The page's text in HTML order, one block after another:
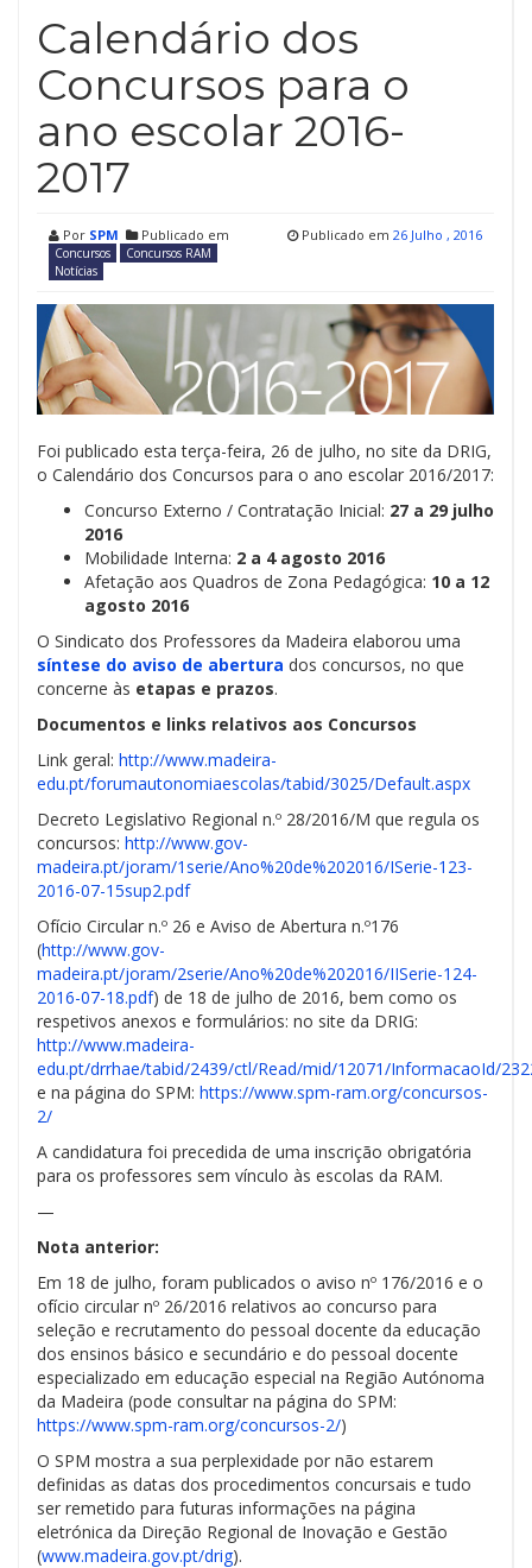
Calendário dos
Concursos para o
ano escolar 2016-
2017
Por SPM Publicado em
Concursos
Concursos RAM
Notícias
Publicado em 26 Julho , 2016
Foi publicado esta terça-feira, 26 de julho, no site da DRIG,
o Calendário dos Concursos para o ano escolar 2016/2017:
Concurso Externo / Contratação Inicial: 27 a 29 julho
2016
Mobilidade Interna: 2 a 4 agosto 2016
Afetação aos Quadros de Zona Pedagógica: 10 a 12
agosto 2016
O Sindicato dos Professores da Madeira elaborou uma
síntese do aviso de abertura dos concursos, no que
concerne às etapas e prazos.
Documentos e links relativos aos Concursos
Link geral: http://www.madeira-
edu.pt/forumautonomiaescolas/tabid/3025/Default.aspx
Decreto Legislativo Regional n.º 28/2016/M que regula os
concursos: http://www.gov-
madeira.pt/joram/1serie/Ano%20de%202016/ISerie-123-
2016-07-15sup2.pdf
Ofício Circular n.º 26 e Aviso de Abertura n.º176
(http://www.gov-
madeira.pt/joram/2serie/Ano%20de%202016/IISerie-124-
2016-07-18.pdf) de 18 de julho de 2016, bem como os
respetivos anexos e formulários: no site da DRIG:
http://www.madeira-
edu.pt/drrhae/tabid/2439/ctl/Read/mid/12071/InformacaoId/
e na página do SPM: https://www.spm-ram.org/concursos-
2/
A candidatura foi precedida de uma inscrição obrigatória
para os professores sem vínculo às escolas da RAM.
—
Nota anterior:
Em 18 de julho, foram publicados o aviso nº 176/2016 e o
ofício circular nº 26/2016 relativos ao concurso para
seleção e recrutamento do pessoal docente da educação
dos ensinos básico e secundário e do pessoal docente
especializado em educação especial na Região Autónoma
da Madeira (pode consultar na página do SPM:
https://www.spm-ram.org/concursos-2/)
O SPM mostra a sua perplexidade por não estarem
definidas as datas dos procedimentos concursais e tudo
ser remetido para futuras informações na página
eletrónica da Direção Regional de Inovação e Gestão
(www.madeira.gov.pt/drig).